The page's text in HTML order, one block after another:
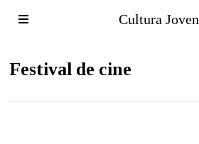
Cultura Joven
Festival de cine